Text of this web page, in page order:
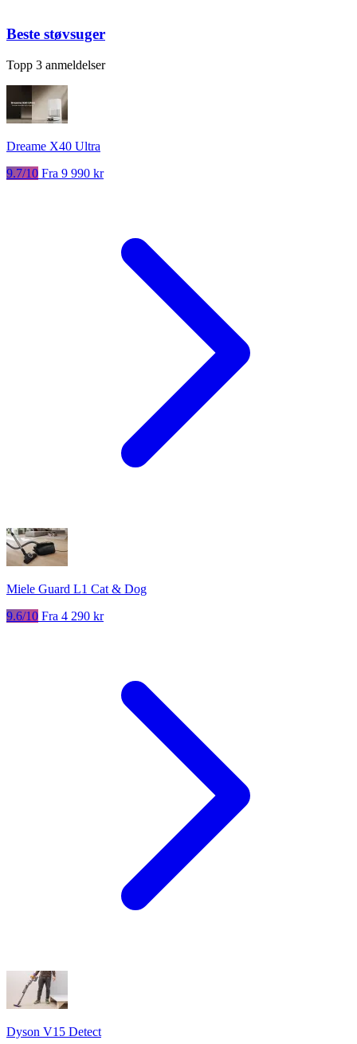
Beste støvsuger
Topp 3 anmeldelser
Dreame X40 Ultra
9.7/10 Fra 9 990 kr
Miele Guard L1 Cat & Dog
9.6/10 Fra 4 290 kr
Dyson V15 Detect